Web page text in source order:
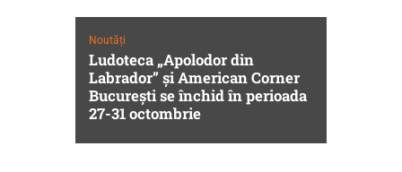
Noutăți
Ludoteca „Apolodor din
Labrador” și American Corner
București se închid în perioada
27-31 octombrie